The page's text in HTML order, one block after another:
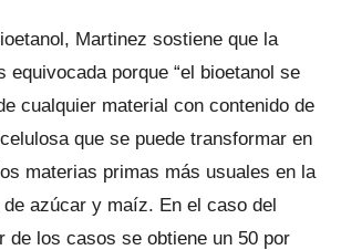
Martinez sostiene que la
equivocada porque “el bioetanol se
cualquier material con contenido de
que se puede transformar en
materias primas más usuales en la
azúcar y maíz. En el caso del
de los casos se obtiene un 50 por